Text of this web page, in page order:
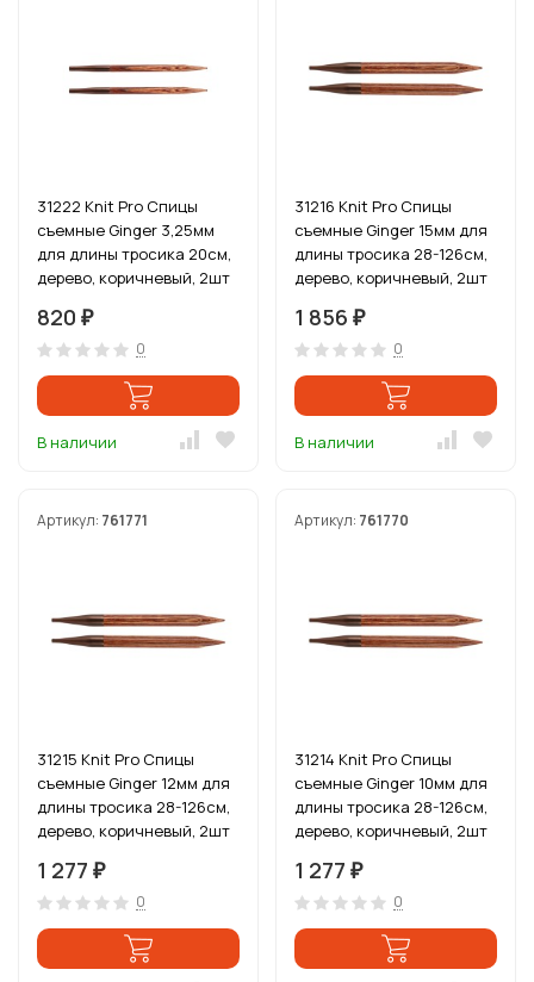
31222 Knit Pro Спицы
съемные Ginger 3,25мм
для длины тросика 20см,
дерево, коричневый, 2шт
820 ₽
0
В наличии
31216 Knit Pro Спицы
съемные Ginger 15мм для
длины тросика 28-126см,
дерево, коричневый, 2шт
1 856 ₽
0
В наличии
Артикул: 761771
31215 Knit Pro Спицы
съемные Ginger 12мм для
длины тросика 28-126см,
дерево, коричневый, 2шт
1 277 ₽
0
Артикул: 761770
31214 Knit Pro Спицы
съемные Ginger 10мм для
длины тросика 28-126см,
дерево, коричневый, 2шт
1 277 ₽
0